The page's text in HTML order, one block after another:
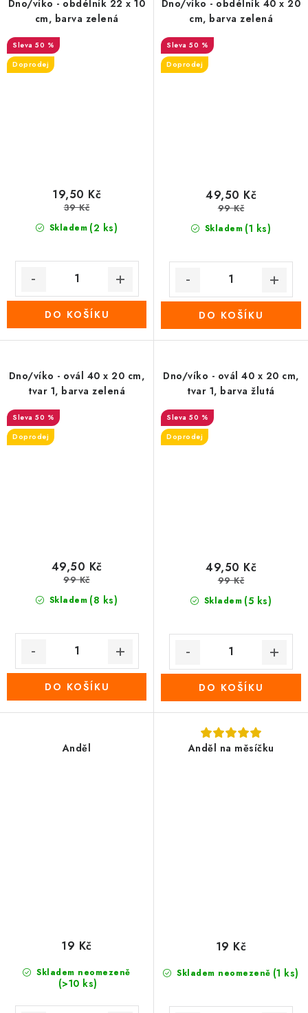
Dno/víko - obdélník 22 x 10
cm, barva zelená
50 %
Doprodej
Skladem (2 ks)
19,50 Kč
39 Kč
DO KOŠÍKU
Dno/víko - obdélník 40 x 20
cm, barva zelená
50 %
Doprodej
Skladem (1 ks)
49,50 Kč
99 Kč
DO KOŠÍKU
Dno/víko - ovál 40 x 20 cm,
tvar 1, barva zelená
50 %
Doprodej
Skladem (8 ks)
49,50 Kč
99 Kč
DO KOŠÍKU
Dno/víko - ovál 40 x 20 cm,
tvar 1, barva žlutá
50 %
Doprodej
Skladem (5 ks)
49,50 Kč
99 Kč
DO KOŠÍKU
Anděl
Skladem neomezeně
(>10 ks)
19 Kč
Anděl na měsíčku
Skladem neomezeně (1 ks)
19 Kč